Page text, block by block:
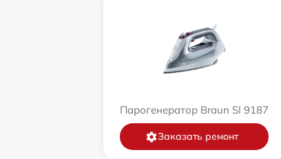
Парогенератор Braun SI 9187
Заказать ремонт